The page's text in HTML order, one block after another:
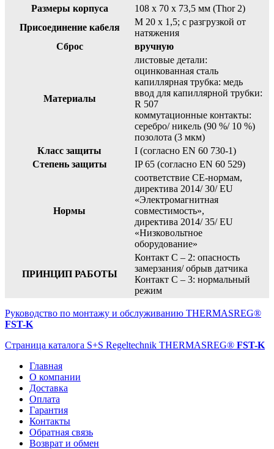
Размеры корпуса
108 x 70 x 73,5 мм (Thor 2)
Присоединение кабеля
M 20 x 1,5; с разгрузкой от
натяжения
Сброс
вручную
Материалы
листовые детали:
оцинкованная сталь
капиллярная трубка: медь
ввод для капиллярной трубки:
R 507
коммутационные контакты:
серебро/ никель (90 %/ 10 %)
позолота (3 мкм)
Класс защиты
I (согласно EN 60 730-1)
Степень защиты
IP 65 (согласно EN 60 529)
Нормы
соответствие CE-нормам,
директива 2014/ 30/ EU
«Электромагнитная
совместимость»,
директива 2014/ 35/ EU
«Низковольтное
оборудование»
ПРИНЦИП РАБОТЫ
Контакт C – 2: опасность
замерзания/ обрыв датчика
Контакт C – 3: нормальный
режим
Руководство по монтажу и обслуживанию THERMASREG®
FST-K
Страница каталога S+S Regeltechnik THERMASREG® FST-K
Главная
О компании
Доставка
Оплата
Гарантия
Контакты
Обратная связь
Возврат и обмен